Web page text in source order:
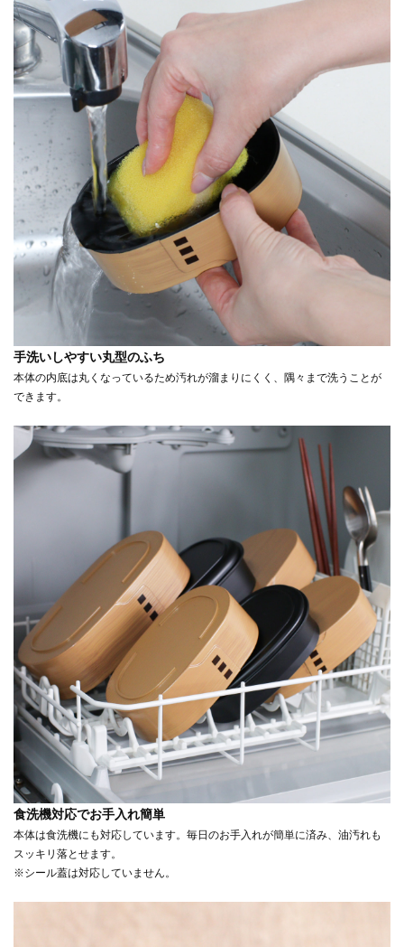
手洗いしやすい丸型のふち
本体の内底は丸くなっているため汚れが溜まりにくく、隅々まで洗うことが
できます。
食洗機対応でお手入れ簡単
本体は食洗機にも対応しています。毎日のお手入れが簡単に済み、油汚れも
スッキリ落とせます。
※シール蓋は対応していません。